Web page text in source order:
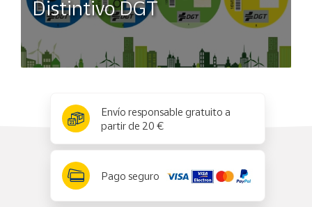
Distintivo DGT
Envío responsable gratuito a
partir de 20 €
Pago seguro